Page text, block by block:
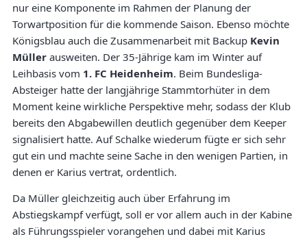
nur eine Komponente im Rahmen der Planung der
Torwartposition für die kommende Saison. Ebenso möchte
Königsblau auch die Zusammenarbeit mit Backup Kevin
Müller ausweiten. Der 35-Jährige kam im Winter auf
Leihbasis vom 1. FC Heidenheim. Beim Bundesliga-
Absteiger hatte der langjährige Stammtorhüter in dem
Moment keine wirkliche Perspektive mehr, sodass der Klub
bereits den Abgabewillen deutlich gegenüber dem Keeper
signalisiert hatte. Auf Schalke wiederum fügte er sich sehr
gut ein und machte seine Sache in den wenigen Partien, in
denen er Karius vertrat, ordentlich.
Da Müller gleichzeitig auch über Erfahrung im
Abstiegskampf verfügt, soll er vor allem auch in der Kabine
als Führungsspieler vorangehen und dabei mit Karius